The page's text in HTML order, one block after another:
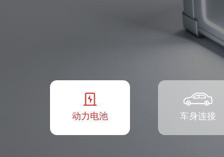
动力电池 车身连接